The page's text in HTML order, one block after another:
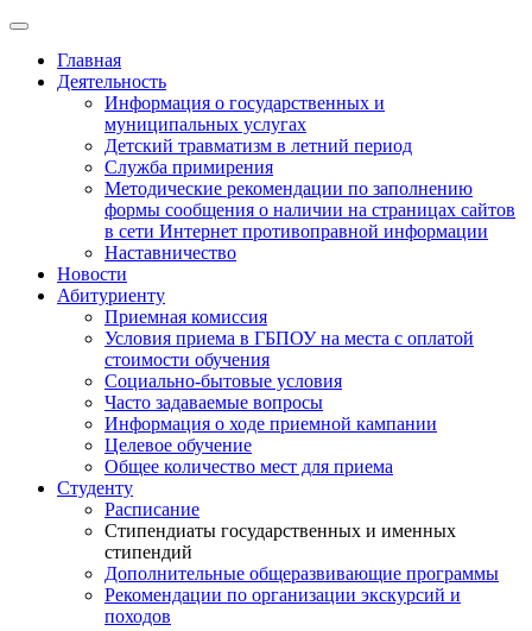
Главная
Деятельность
Информация о государственных и
муниципальных услугах
Детский травматизм в летний период
Служба примирения
Методические рекомендации по заполнению
формы сообщения о наличии на страницах сайтов
в сети Интернет противоправной информации
Наставничество
Новости
Абитуриенту
Приемная комиссия
Условия приема в ГБПОУ на места с оплатой
стоимости обучения
Социально-бытовые условия
Часто задаваемые вопросы
Информация о ходе приемной кампании
Целевое обучение
Общее количество мест для приема
Студенту
Расписание
Стипендиаты государственных и именных
стипендий
Дополнительные общеразвивающие программы
Рекомендации по организации экскурсий и
походов